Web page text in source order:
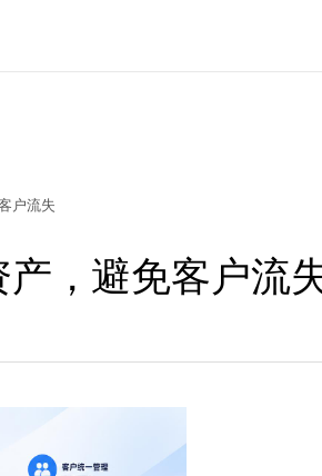
户流失
，避免客户流